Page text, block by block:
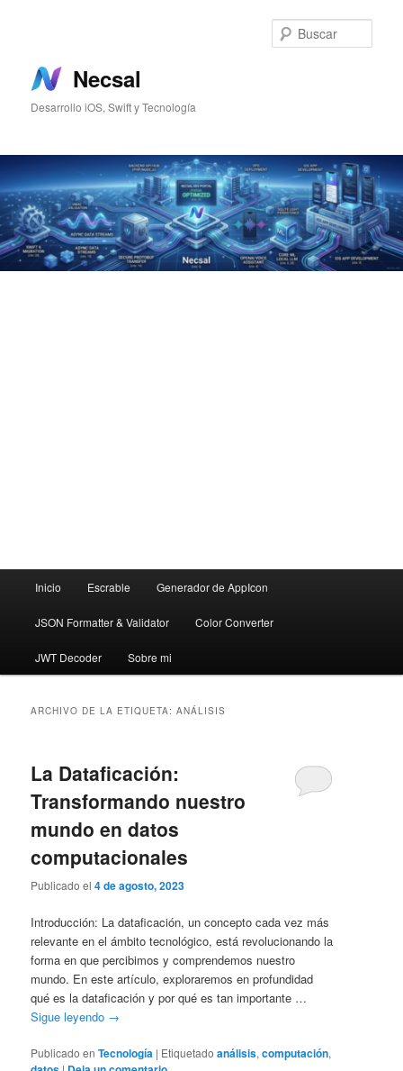
principal
secundario
Necsal
Desarrollo iOS, Swift y Tecnología
Inicio Escrable Generador de AppIcon
JSON Formatter & Validator Color Converter
JWT Decoder Sobre mi
ARCHIVO DE LA ETIQUETA:ANÁLISIS
La Dataficación:
Transformando nuestro
mundo en datos
computacionales
Publicado el4 de agosto, 2023
Introducción: La dataficación, un concepto cada vez más
relevante en el ámbito tecnológico, está revolucionando la
forma en que percibimos y comprendemos nuestro
mundo. En este artículo, exploraremos en profundidad
qué es la dataficación y por qué es tan importante …
Sigue leyendo →
Publicado en Tecnología | Etiquetado análisis,computación,